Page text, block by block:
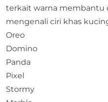
terkait warna membantu
mengenali ciri khas
Oreo
Domino
Panda
Pixel
Stormy